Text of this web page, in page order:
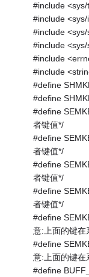
#include
#include
#include
#include
#include
#include
#define
#define
#define
者键值*/
#define
者键值*/
#define
者键值*/
#define
者键值*/
#define
意:上面的键在
#define
意:上面的键在
#define